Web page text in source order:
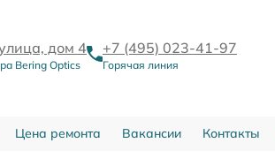
дом 4
Bering Optics
+7 (495) 023-41-97
Горячая линия
Цена ремонта Вакансии Контакты